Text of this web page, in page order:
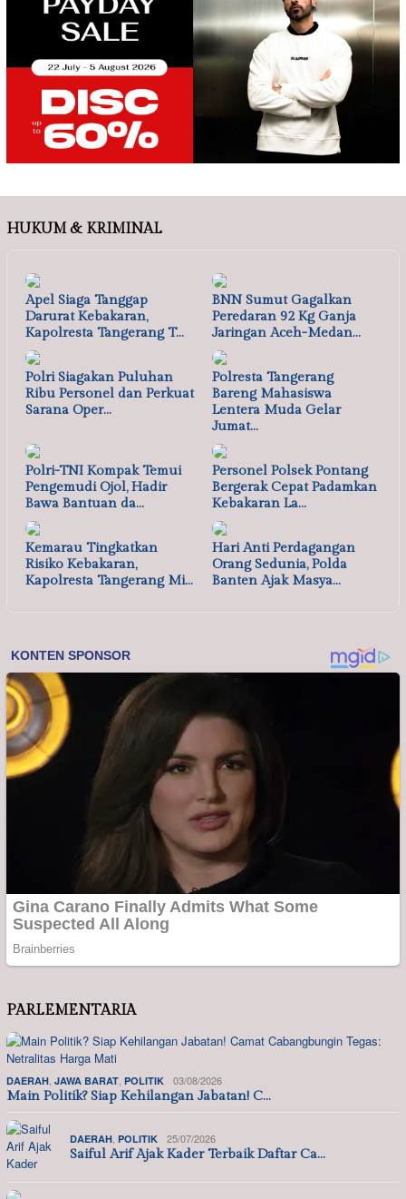
HUKUM & KRIMINAL
Apel Siaga Tanggap
Darurat Kebakaran,
Kapolresta Tangerang T…
BNN Sumut Gagalkan
Peredaran 92 Kg Ganja
Jaringan Aceh-Medan…
Polri Siagakan Puluhan
Ribu Personel dan Perkuat
Sarana Oper…
Polresta Tangerang
Bareng Mahasiswa
Lentera Muda Gelar
Jumat…
Polri-TNI Kompak Temui
Pengemudi Ojol, Hadir
Bawa Bantuan da…
Personel Polsek Pontang
Bergerak Cepat Padamkan
Kebakaran La…
Kemarau Tingkatkan
Risiko Kebakaran,
Kapolresta Tangerang Mi…
Hari Anti Perdagangan
Orang Sedunia, Polda
Banten Ajak Masya…
PARLEMENTARIA
DAERAH JAWA BARAT POLITIK 03/08/2026
Main Politik? Siap Kehilangan Jabatan! C…
DAERAH POLITIK 25/07/2026
Saiful Arif Ajak Kader Terbaik Daftar Ca…